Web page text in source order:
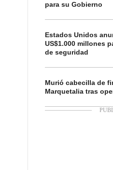
para su Gobierno
Estados Unidos
US$1.000 millones
de seguridad
Murió cabecilla de
Marquetalia tras